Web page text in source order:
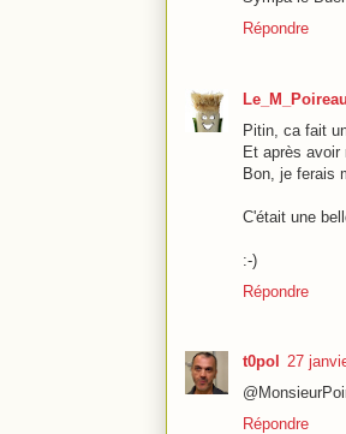
Répondre
Le_M_Poireau
Pitin, ca fait
Et après avoir
Bon, je ferais
C'était une
:-)
Répondre
t0pol
27
Répondre